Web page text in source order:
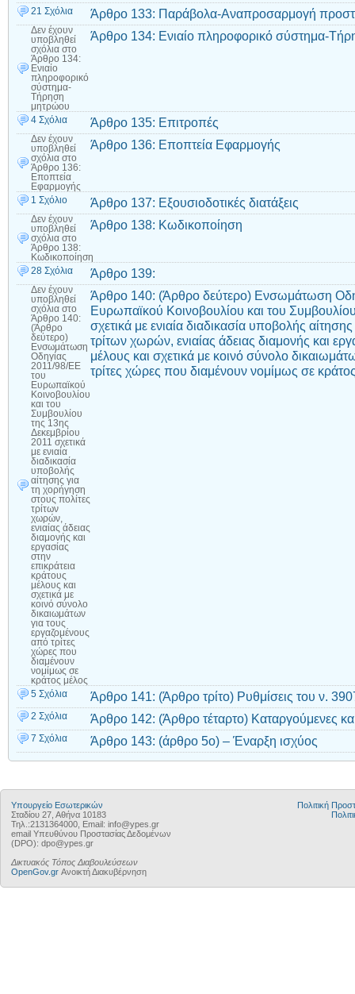
21 Σχόλια Άρθρο 133: Παράβολα-Αναπροσαρμογή
Δεν έχουν
υποβληθεί
σχόλια στο
Άρθρο 134:
Ενιαίο
πληροφορικό
σύστημα-
Τήρηση
μητρώου
Άρθρο 134: Ενιαίο πληροφορικό σύστημα-
4 Σχόλια Άρθρο 135: Επιτροπές
Δεν έχουν
υποβληθεί
σχόλια στο
Άρθρο 136:
Εποπτεία
Εφαρμογής
Άρθρο 136: Εποπτεία Εφαρμογής
1 Σχόλιο Άρθρο 137: Εξουσιοδοτικές διατάξεις
Δεν έχουν
υποβληθεί
σχόλια στο
Άρθρο 138:
Κωδικοποίηση
Άρθρο 138: Κωδικοποίηση
28 Σχόλια Άρθρο 139:
Δεν έχουν
υποβληθεί
σχόλια στο
Άρθρο 140:
(Άρθρο
δεύτερο)
Ενσωμάτωση
Οδηγίας
2011/98/ΕΕ
του
Ευρωπαϊκού
Κοινοβουλίου
και του
Συμβουλίου
της 13ης
Δεκεμβρίου
2011 σχετικά
με ενιαία
διαδικασία
υποβολής
αίτησης για
τη χορήγηση
στους πολίτες
τρίτων
χωρών,
ενιαίας άδειας
διαμονής και
εργασίας
στην
επικράτεια
κράτους
μέλους και
σχετικά με
κοινό σύνολο
δικαιωμάτων
για τους
εργαζομένους
από τρίτες
χώρες που
διαμένουν
νομίμως σε
κράτος μέλος
Άρθρο 140: (Άρθρο δεύτερο) Ενσωμάτωση
Ευρωπαϊκού Κοινοβουλίου και του
σχετικά με ενιαία διαδικασία υποβολής
τρίτων χωρών, ενιαίας άδειας διαμονής και
μέλους και σχετικά με κοινό σύνολο
τρίτες χώρες που διαμένουν νομίμως σε
5 Σχόλια Άρθρο 141: (Άρθρο τρίτο) Ρυθμίσεις του ν.
2 Σχόλια Άρθρο 142: (Άρθρο τέταρτο) Καταργούμενες και
7 Σχόλια Άρθρο 143: (άρθρο 5ο) – Έναρξη ισχύος
Υπουργείο Εσωτερικών
Σταδίου 27, Αθήνα 10183
Τηλ.:2131364000, Email: info@ypes.gr
email Υπευθύνου Προστασίας Δεδομένων
(DPO): dpo@ypes.gr
Δικτυακός Τόπος Διαβουλεύσεων
OpenGov.gr Ανοικτή Διακυβέρνηση
Πολιτική